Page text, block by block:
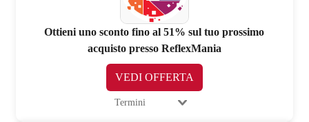
Ottieni uno sconto fino al 51% sul tuo prossimo
acquisto presso ReflexMania
VEDI OFFERTA
Termini